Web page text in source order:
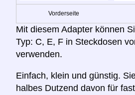
Vorderseite
Mit diesem Adapter können
Typ: C, E, F in Steckdosen
verwenden.
Einfach, klein und günstig.
halbes Dutzend davon für